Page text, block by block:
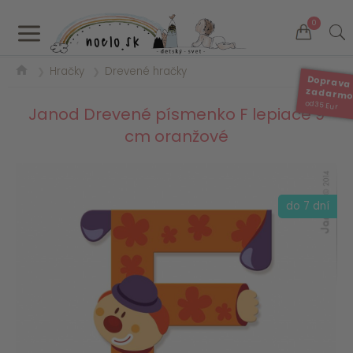
a 0
Doprava
od 35 Eur
Hračky Drevené hračky
Janod Drevené písmenko F lepiace 9
cm oranžové
do 7 dní